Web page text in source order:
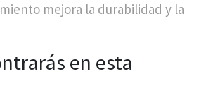
mejora la durabilidad y la
en esta